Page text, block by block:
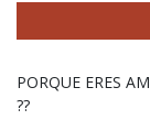
PORQUE ERES
??